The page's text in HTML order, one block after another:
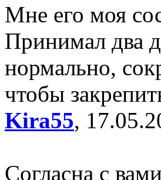
Мне его моя
Принимал два
нормально,
чтобы
Kira55,
Согласна с